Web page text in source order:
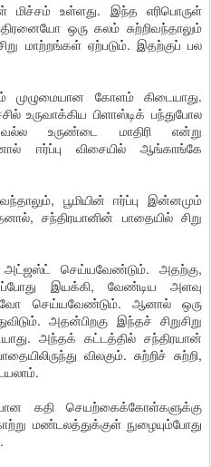
மிச்சம் உள்ளது. இந்த எரிபொருள்
ஒரு கலம் சுற்றிவந்தாலும்
மாற்றங்கள் ஏற்படும். இதற்குப் பல
முழுமையான கோளம் கிடையாது.
உருவாக்கிய பிளாஸ்டிக் பந்துபோல
உருண்டை மாதிரி என்று
ஈர்ப்பு விசையில் ஆங்காங்கே
பூமியின் ஈர்ப்பு இன்னமும்
சந்திரயானின் பாதையில் சிறு
செய்யவேண்டும். அதற்கு,
இயக்கி, வேண்டிய அளவு
செய்யவேண்டும். ஆனால் ஒரு
அதன்பிறகு இந்தச் சிறுசிறு
அந்தக் கட்டத்தில் சந்திரயான்
விலகும். சுற்றிச் சுற்றி,
கதி செயற்கைக்கோள்களுக்கு
மண்டலத்துக்குள் நுழையும்போது